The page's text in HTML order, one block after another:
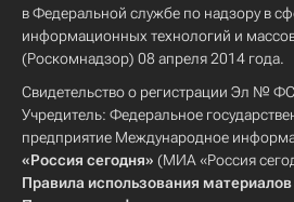
в Федеральной службе по надзору в
информационных технологий и
(Роскомнадзор) 08 апреля 2014 года.
Свидетельство о регистрации Эл №
Учредитель: Федеральное
предприятие Международное
«Россия сегодня» (МИА «Россия
Правила использования материалов